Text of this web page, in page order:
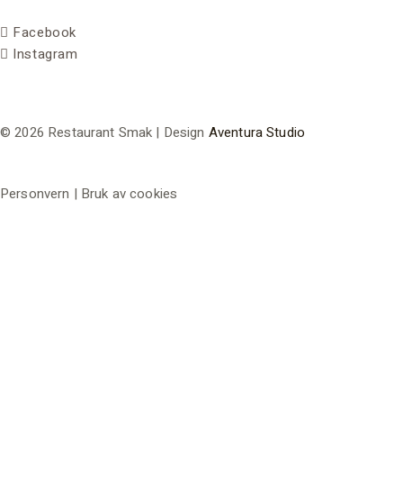
Facebook
Instagram
© 2026 Restaurant Smak | Design Aventura Studio
Personvern | Bruk av cookies